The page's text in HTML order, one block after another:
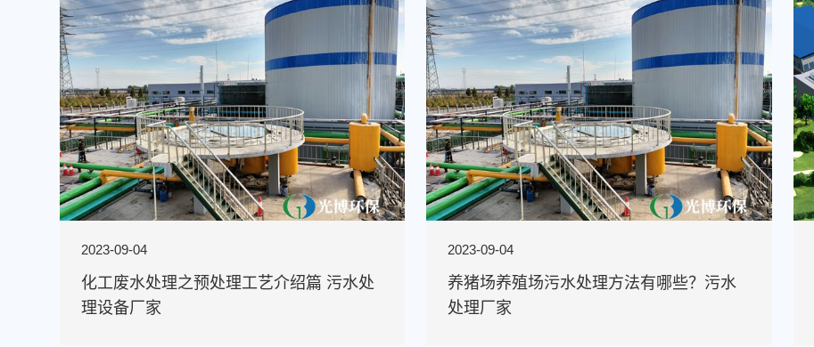
2023-09-04
化工废水处理之预处理工艺介绍篇 污水处
理设备厂家
2023-09-04
养猪场养殖场污水处理方法有哪些？污水
处理厂家